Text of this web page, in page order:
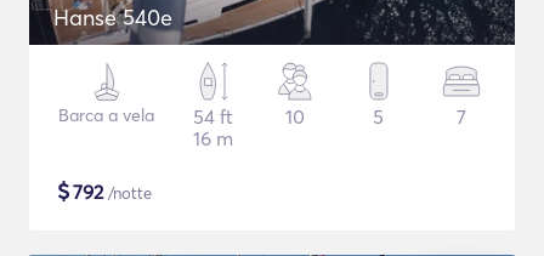
Hanse 540e
Barca a vela
54 ft
16 m
10 5 7
$792/notte